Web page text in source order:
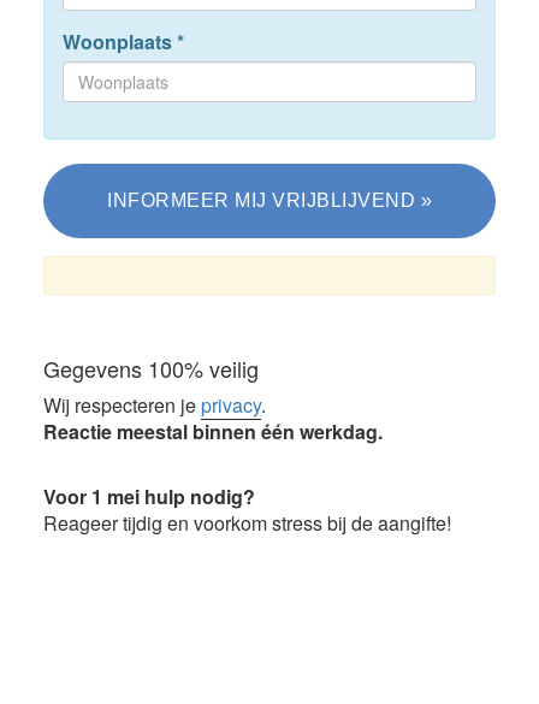
Woonplaats*
Gegevens 100% veilig
Wij respecteren jeprivacy.
Reactie meestal binnen één werkdag.
Voor 1 mei hulp nodig?
Reageer tijdig en voorkom stress bij de aangifte!